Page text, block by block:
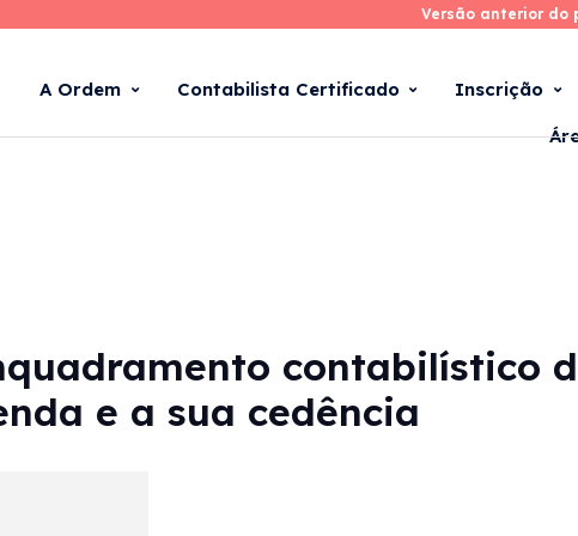
Skip
main
Versão anterior do
Versão anterior do
A Ordem Contabilista Certificado Inscrição
contabilístico
e a sua cedência